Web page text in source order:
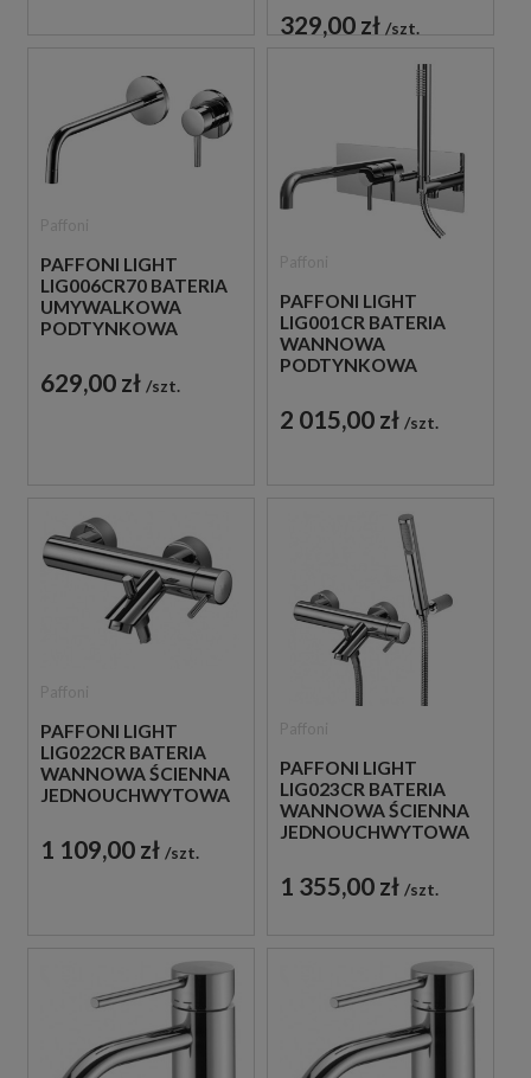
CHROM
329,00 zł szt.
PAFFONI LIGHT
LIG006CR70 BATERIA
UMYWALKOWA
PODTYNKOWA
CHROM
629,00 zł szt.
PAFFONI LIGHT
LIG001CR BATERIA
WANNOWA
PODTYNKOWA
CHROM
2 015,00 zł szt.
PAFFONI LIGHT
LIG022CR BATERIA
WANNOWA ŚCIENNA
JEDNOUCHWYTOWA
1 109,00 zł szt.
PAFFONI LIGHT
LIG023CR BATERIA
WANNOWA ŚCIENNA
JEDNOUCHWYTOWA
1 355,00 zł szt.